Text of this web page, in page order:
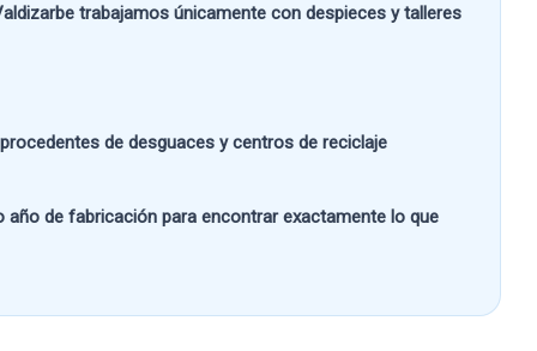
trabajamos únicamente con despieces y talleres
de desguaces y centros de reciclaje
año de fabricación para encontrar exactamente lo que